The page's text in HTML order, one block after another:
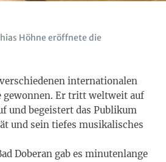
Höhne eröffnete die
internationalen
gewonnen. Er tritt weltweit auf
und begeistert das Publikum
und sein tiefes musikalisches
Doberan gab es minutenlange